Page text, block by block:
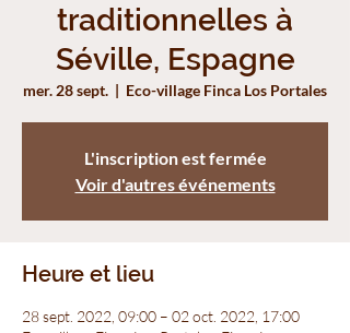
traditionnelles à
Séville, Espagne
mer. 28 sept.
  |
Eco-village Finca Los Portales
L'inscription est fermée
Voir d'autres événements
Heure et lieu
28 sept. 2022, 09:00 – 02 oct. 2022, 17:00